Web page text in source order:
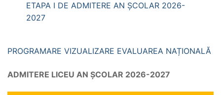
ETAPA I DE ADMITERE AN ȘCOLAR 2026-
2027
PROGRAMARE VIZUALIZARE EVALUAREA NAȚIONALĂ
ADMITERE LICEU AN ȘCOLAR 2026-2027